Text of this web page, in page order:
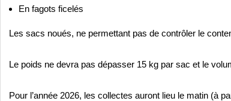
En fagots ficelés
Les sacs noués, ne permettant pas de contrôler le
Le poids ne devra pas dépasser 15 kg par sac et le
Pour l’année 2026, les collectes auront lieu le matin (à